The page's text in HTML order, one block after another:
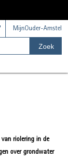
MijnOuder-Amstel
Zoek
riolering in de
over grondwater